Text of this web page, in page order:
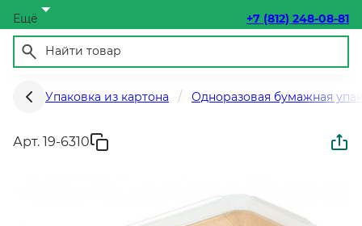
Ещё +7 (812) 248-08-81
Упаковка из картона Одноразовая бумажная
Арт. 19-6310